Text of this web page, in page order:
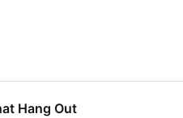
Hang Out